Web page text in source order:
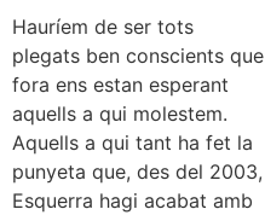
Hauríem de ser tots
plegats ben conscients que
fora ens estan esperant
aquells a qui molestem.
Aquells a qui tant ha fet la
punyeta que, des del 2003,
Esquerra hagi acabat amb